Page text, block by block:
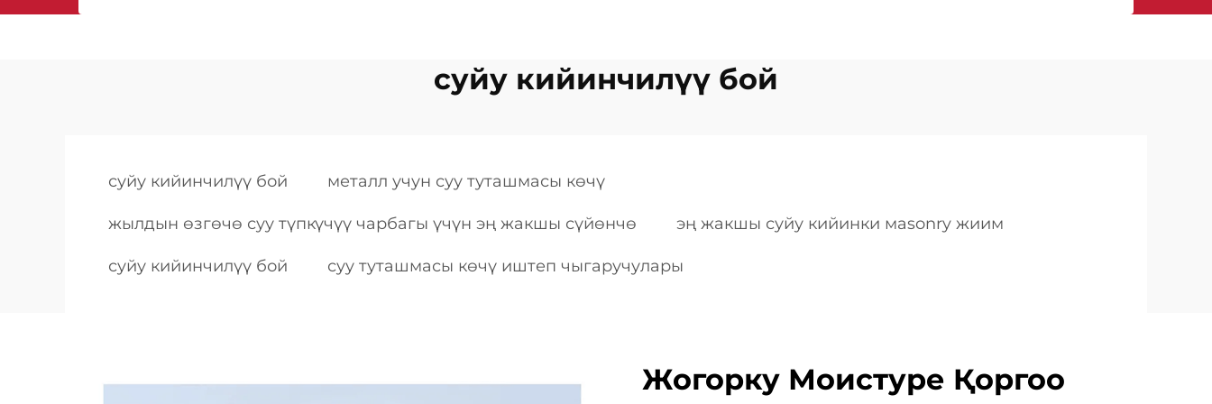
суйу кийинчилүү бой
суйу кийинчилүү бой металл учун суу туташмасы көчү
жылдын өзгөчө суу түпкүчүү чарбагы үчүн эң жакшы сүйөнчө эң жакшы суйу кийинки маsonry жиим
суйу кийинчилүү бой суу туташмасы көчү иштеп чыгаручулары
Жогорку Моистуре Қоргоо